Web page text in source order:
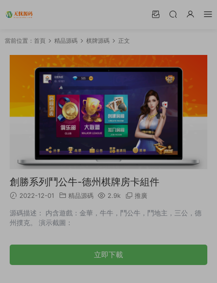
當前位置： 首頁 精品源碼 棋牌源碼 正文
創勝系列鬥公牛-德州棋牌房卡組件
2022-12-01 精品源碼 2.9k 推廣
源碼描述： 内含遊戲：金華，牛牛，鬥公牛，鬥地主，三公，德
州撲克。 演示截圖：
立即下載